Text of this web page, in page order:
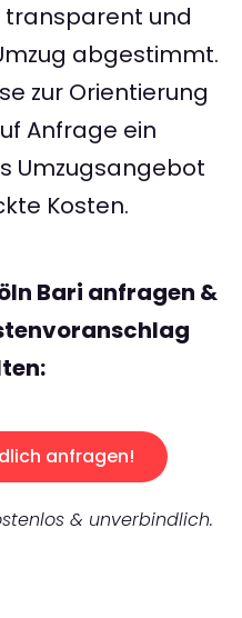
transparent und
abgestimmt.
zur Orientierung
Anfrage ein
Umzugsangebot
Kosten.
Bari anfragen &
anfragen!
& unverbindlich.